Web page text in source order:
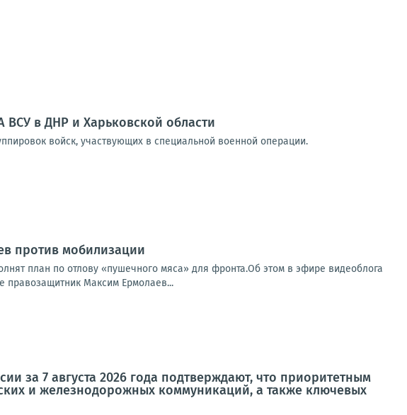
в ДНР и Харьковской области
войск, участвующих в специальной военной операции.
против мобилизации
план по отлову «пушечного мяса» для фронта.Об этом в эфире видеоблога
правозащитник Максим Ермолаев...
за 7 августа 2026 года подтверждают, что приоритетным
и железнодорожных коммуникаций, а также ключевых